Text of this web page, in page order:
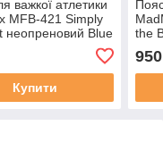
важкої атлетики
MFB-421 Simply
неопреновий Blue
Купити
the
950